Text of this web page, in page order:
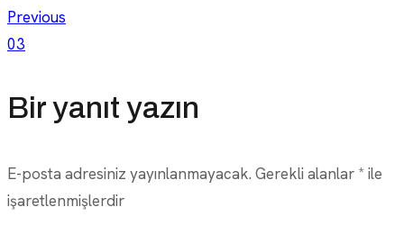
Yazı
gezinmesi
Previous
03
Bir yanıt yazın
E-posta adresiniz yayınlanmayacak. Gerekli alanlar * ile
işaretlenmişlerdir